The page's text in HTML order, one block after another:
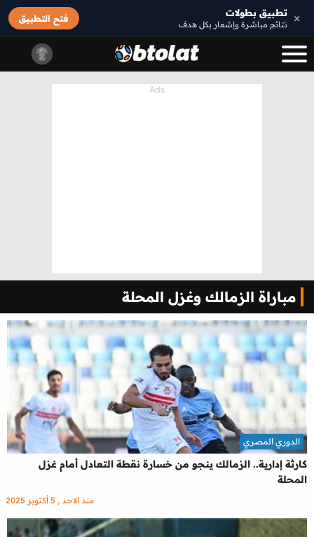
× تطبيق بطولات
نتائج مباشرة وإشعار بكل هدف
فتح التطبيق
مباراة الزمالك وغزل المحلة
كارثة إدارية.. الزمالك ينجو من خسارة نقطة التعادل أمام غزل
المحلة
الدوري المصري
منذ الاحد , 5 أكتوبر 2025